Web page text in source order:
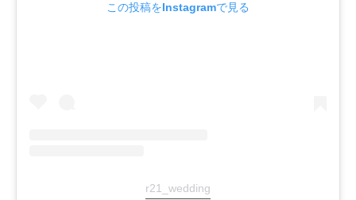
この投稿をInstagramで見る
r21_wedding